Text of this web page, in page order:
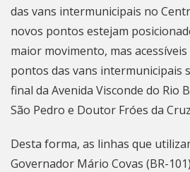
das vans intermunicipais no
novos pontos estejam
maior movimento, mas
pontos das vans intermunicipais
final da Avenida Visconde do Rio
São Pedro e Doutor Fróes da
Desta forma, as linhas que
Governador Mário Covas (BR-